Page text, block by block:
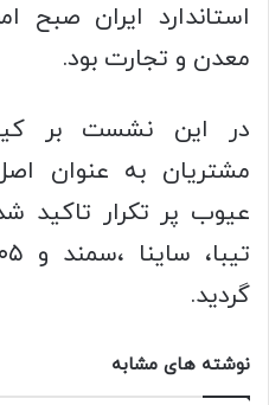
استاندارد ایران صبح
معدن و تجارت بود.
در این نشست بر
مشتریان به عنوان
عیوب پر تکرار تاکید
گردید.
نوشته های مشابه